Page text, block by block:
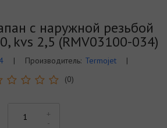
с наружной резьбой
kvs 2,5 (RMV03100-034)
| Производитель: Termojet
|
(0)